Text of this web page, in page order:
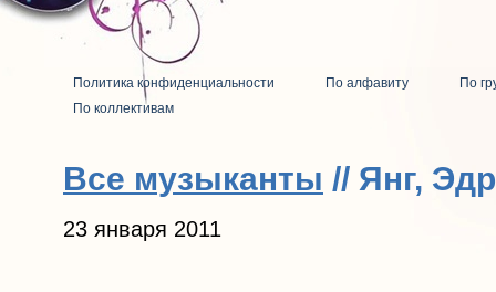
Политика конфиденциальности По алфавиту
По
По коллективам
Все музыканты // Янг,
23 января 2011